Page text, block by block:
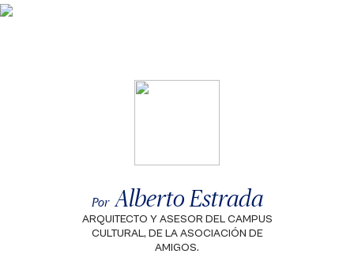
Por Alberto Estrada
ARQUITECTO Y ASESOR DEL CAMPUS
CULTURAL, DE LA ASOCIACIÓN DE
AMIGOS.